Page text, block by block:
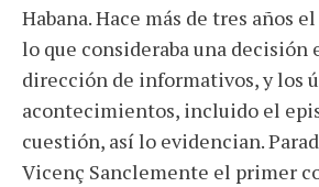
Habana. Hace más de tres años
lo que consideraba una decisión
dirección de informativos, y los
acontecimientos, incluido el
cuestión, así lo evidencian.
Vicenç Sanclemente el primer